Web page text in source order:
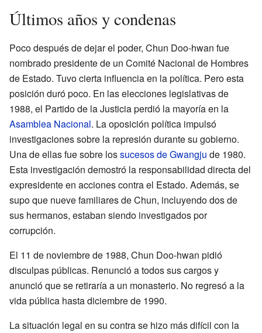
Últimos años y condenas
Poco después de dejar el poder, Chun Doo-hwan fue
nombrado presidente de un Comité Nacional de Hombres
de Estado. Tuvo cierta influencia en la política. Pero esta
posición duró poco. En las elecciones legislativas de
1988, el Partido de la Justicia perdió la mayoría en la
Asamblea Nacional. La oposición política impulsó
investigaciones sobre la represión durante su gobierno.
Una de ellas fue sobre lossucesos de Gwangju de 1980.
Esta investigación demostró la responsabilidad directa del
expresidente en acciones contra el Estado. Además, se
supo que nueve familiares de Chun, incluyendo dos de
sus hermanos, estaban siendo investigados por
corrupción.
El 11 de noviembre de 1988, Chun Doo-hwan pidió
disculpas públicas. Renunció a todos sus cargos y
anunció que se retiraría a un monasterio. No regresó a la
vida pública hasta diciembre de 1990.
La situación legal en su contra se hizo más difícil con la